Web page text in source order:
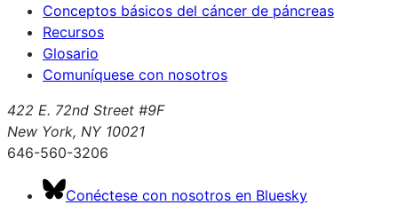
Conceptos básicos del cáncer de páncreas
Recursos
Glosario
Comuníquese con nosotros
422 E. 72nd Street #9F
New York, NY 10021
646-560-3206
Conéctese con nosotros en Bluesky